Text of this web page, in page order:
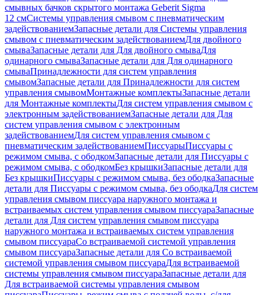
смывных бачков скрытого монтажа Geberit Sigma
12 смСистемы управления смывом с пневматическим
задействованиемЗапасные детали для Системы управления
смывом с пневматическим задействованиемДля двойного
смываЗапасные детали для Для двойного смываДля
одинарного смываЗапасные детали для Для одинарного
смываПринадлежности для систем управления
смывомЗапасные детали для Принадлежности для систем
управления смывомМонтажные комплектыЗапасные детали
для Монтажные комплектыДля систем управления смывом с
электронным задействованиемЗапасные детали для Для
систем управления смывом с электронным
задействованиемДля систем управления смывом с
пневматическим задействованиемПиссуарыПиссуары с
режимом смыва, с ободкомЗапасные детали для Писсуары с
режимом смыва, с ободкомБез крышкиЗапасные детали для
Без крышкиПиссуары с режимом смыва, без ободкаЗапасные
детали для Писсуары с режимом смыва, без ободкаДля систем
управления смывом писсуара наружного монтажа и
встраиваемых систем управления смывом писсуараЗапасные
детали для Для систем управления смывом писсуара
наружного монтажа и встраиваемых систем управления
смывом писсуараСо встраиваемой системой управления
смывом писсуараЗапасные детали для Со встраиваемой
системой управления смывом писсуараДля встраиваемой
системы управления смывом писсуараЗапасные детали для
Для встраиваемой системы управления смывом